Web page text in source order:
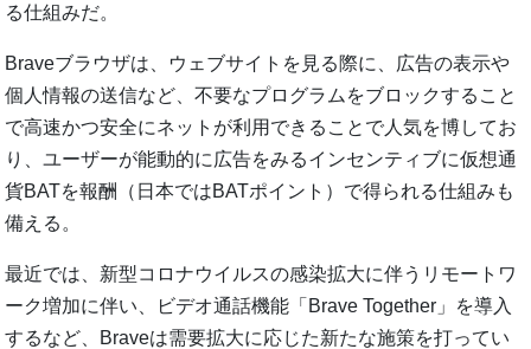
る仕組みだ。
Braveブラウザは、ウェブサイトを見る際に、広告の表示や
個人情報の送信など、不要なプログラムをブロックすること
で高速かつ安全にネットが利用できることで人気を博してお
り、ユーザーが能動的に広告をみるインセンティブに仮想通
貨BATを報酬（日本ではBATポイント）で得られる仕組みも
備える。
最近では、新型コロナウイルスの感染拡大に伴うリモートワ
ーク増加に伴い、ビデオ通話機能「Brave Together」を導入
するなど、Braveは需要拡大に応じた新たな施策を打ってい